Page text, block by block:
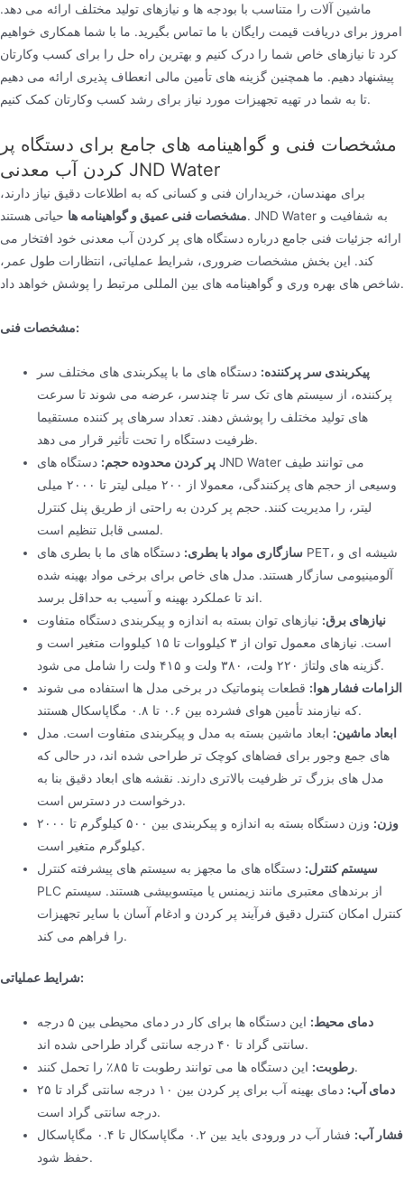
ماشین آلات را متناسب با بودجه ها و نیازهای تولید مختلف ارائه می دهد.
امروز برای دریافت قیمت رایگان با ما تماس بگیرید. ما با شما همکاری خواهیم
کرد تا نیازهای خاص شما را درک کنیم و بهترین راه حل را برای کسب وکارتان
پیشنهاد دهیم. ما همچنین گزینه های تأمین مالی انعطاف پذیری ارائه می دهیم
تا به شما در تهیه تجهیزات مورد نیاز برای رشد کسب وکارتان کمک کنیم.
مشخصات فنی و گواهینامه های جامع برای دستگاه پر
کردن آب معدنی JND Water
برای مهندسان، خریداران فنی و کسانی که به اطلاعات دقیق نیاز دارند،
مشخصات فنی عمیق و گواهینامه ها حیاتی هستند. JND Water به شفافیت و
ارائه جزئیات فنی جامع درباره دستگاه های پر کردن آب معدنی خود افتخار می
کند. این بخش مشخصات ضروری، شرایط عملیاتی، انتظارات طول عمر،
شاخص های بهره وری و گواهینامه های بین المللی مرتبط را پوشش خواهد داد.
مشخصات فنی:
پیکربندی سر پرکننده: دستگاه های ما با پیکربندی های مختلف سر
پرکننده، از سیستم های تک سر تا چندسر، عرضه می شوند تا سرعت
های تولید مختلف را پوشش دهند. تعداد سرهای پر کننده مستقیما
ظرفیت دستگاه را تحت تأثیر قرار می دهد.
پر کردن محدوده حجم: دستگاه های JND Water می توانند طیف
وسیعی از حجم های پرکنندگی، معمولا از ۲۰۰ میلی لیتر تا ۲۰۰۰ میلی
لیتر، را مدیریت کنند. حجم پر کردن به راحتی از طریق پنل کنترل
لمسی قابل تنظیم است.
سازگاری مواد با بطری: دستگاه های ما با بطری های PET، شیشه ای و
آلومینیومی سازگار هستند. مدل های خاص برای برخی مواد بهینه شده
اند تا عملکرد بهینه و آسیب به حداقل برسد.
نیازهای برق: نیازهای توان بسته به اندازه و پیکربندی دستگاه متفاوت
است. نیازهای معمول توان از ۳ کیلووات تا ۱۵ کیلووات متغیر است و
گزینه های ولتاژ ۲۲۰ ولت، ۳۸۰ ولت و ۴۱۵ ولت را شامل می شود.
الزامات فشار هوا: قطعات پنوماتیک در برخی مدل ها استفاده می شوند
که نیازمند تأمین هوای فشرده بین ۰.۶ تا ۰.۸ مگاپاسکال هستند.
ابعاد ماشین: ابعاد ماشین بسته به مدل و پیکربندی متفاوت است. مدل
های جمع وجور برای فضاهای کوچک تر طراحی شده اند، در حالی که
مدل های بزرگ تر ظرفیت بالاتری دارند. نقشه های ابعاد دقیق بنا به
درخواست در دسترس است.
وزن:
وزن دستگاه بسته به اندازه و پیکربندی بین ۵۰۰ کیلوگرم تا ۲۰۰۰
کیلوگرم متغیر است.
سیستم کنترل: دستگاه های ما مجهز به سیستم های پیشرفته کنترل
PLC از برندهای معتبری مانند زیمنس یا میتسوبیشی هستند. سیستم
کنترل امکان کنترل دقیق فرآیند پر کردن و ادغام آسان با سایر تجهیزات
را فراهم می کند.
شرایط عملیاتی:
دمای محیط:
این دستگاه ها برای کار در دمای محیطی بین ۵ درجه
سانتی گراد تا ۴۰ درجه سانتی گراد طراحی شده اند.
رطوبت:این دستگاه ها می توانند رطوبت تا ۸۵٪ را تحمل کنند.
دمای آب:
دمای بهینه آب برای پر کردن بین ۱۰ درجه سانتی گراد تا ۲۵
درجه سانتی گراد است.
فشار آب:
فشار آب در ورودی باید بین ۰.۲ مگاپاسکال تا ۰.۴ مگاپاسکال
حفظ شود.